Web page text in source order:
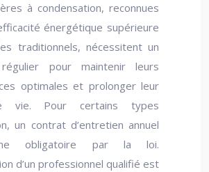
à condensation, reconnues
énergétique supérieure
traditionnels, nécessitent un
pour maintenir leurs
optimales et prolonger leur
vie. Pour certains types
un contrat d’entretien annuel
obligatoire par la loi.
d’un professionnel qualifié est